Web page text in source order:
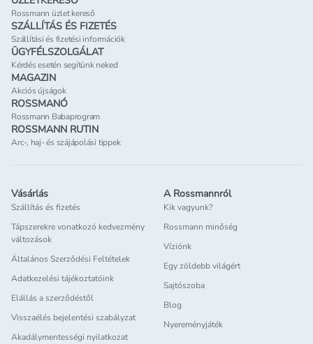
Rossmann üzlet kereső
SZÁLLÍTÁS ÉS FIZETÉS
Szállítási és fizetési információk
ÜGYFÉLSZOLGÁLAT
Kérdés esetén segítünk neked
MAGAZIN
Akciós újságok
ROSSMANÓ
Rossmann Babaprogram
ROSSMANN RUTIN
Arc-, haj- és szájápolási tippek
Vásárlás
Szállítás és fizetés
Tápszerekre vonatkozó kedvezmény
változások
Általános Szerződési Feltételek
Adatkezelési tájékoztatóink
Elállás a szerződéstől
Visszaélés bejelentési szabályzat
Akadálymentességi nyilatkozat
A Rossmannról
Kik vagyunk?
Rossmann minőség
Víziónk
Egy zöldebb világért
Sajtószoba
Blog
Nyereményjáték